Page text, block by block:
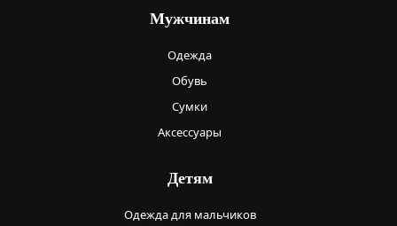
Мужчинам
Одежда
Обувь
Сумки
Аксессуары
Детям
Одежда для мальчиков